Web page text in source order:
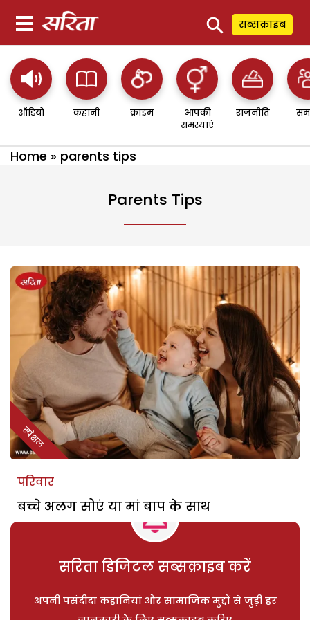
⚲ सब्सक्राइब
ऑडियो कहानी क्राइम
आपकी
समस्याएं
राजनीति
Home » parents tips
Parents Tips
स्पेशल
परिवार
बच्चे अलग सोएं या मां बाप के साथ
सरिता डिजिटल सब्सक्राइब करें
अपनी पसंदीदा कहानियां और सामाजिक मुद्दों से जुड़ी हर